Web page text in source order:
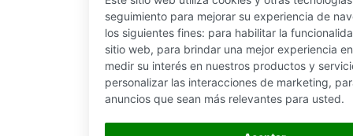
seguimiento para mejorar su experiencia de
los siguientes fines: para habilitar la
sitio web, para brindar una mejor experiencia
medir su interés en nuestros productos y
personalizar las interacciones de marketing,
anuncios que sean más relevantes para usted.